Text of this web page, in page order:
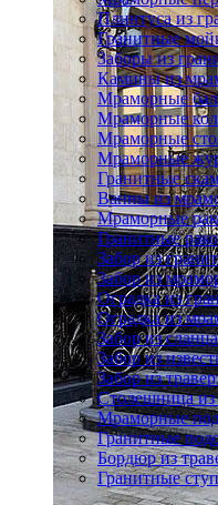
Плинтуса из
Гранитные
Заборы из
Камины из
Мраморные
Мраморные
Мраморные
Мраморные
Гранитные
Ванны из
Мраморные
Гранитные
Забор из
Забор из
Оградка из
Оградка из
Забор из сланца
Забор из
Забор из
Столешница из
Мраморные
Гранитные
Бордюр из
Гранитные